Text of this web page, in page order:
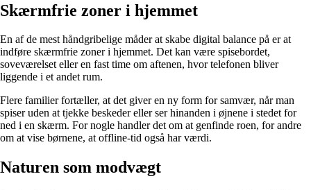
Skærmfrie zoner i hjemmet
En af de mest håndgribelige måder at skabe digital balance på er at
indføre skærmfrie zoner i hjemmet. Det kan være spisebordet,
soveværelset eller en fast time om aftenen, hvor telefonen bliver
liggende i et andet rum.
Flere familier fortæller, at det giver en ny form for samvær, når man
spiser uden at tjekke beskeder eller ser hinanden i øjnene i stedet for
ned i en skærm. For nogle handler det om at genfinde roen, for andre
om at vise børnene, at offline-tid også har værdi.
Naturen som modvægt